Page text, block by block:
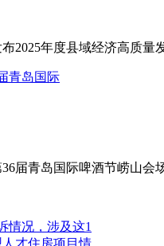
年度县域经济高质量
青岛国际
青岛国际啤酒节崂山会
情况，涉及这1
才住房项目情